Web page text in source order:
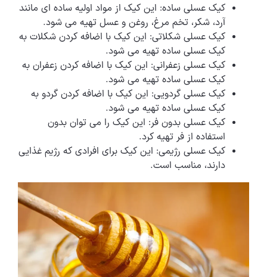
کیک عسلی ساده: این کیک از مواد اولیه ساده ای مانند
آرد، شکر، تخم مرغ، روغن و عسل تهیه می شود.
کیک عسلی شکلاتی: این کیک با اضافه کردن شکلات به
کیک عسلی ساده تهیه می شود.
کیک عسلی زعفرانی: این کیک با اضافه کردن زعفران به
کیک عسلی ساده تهیه می شود.
کیک عسلی گردویی: این کیک با اضافه کردن گردو به
کیک عسلی ساده تهیه می شود.
کیک عسلی بدون فر: این کیک را می توان بدون
استفاده از فر تهیه کرد.
کیک عسلی رژیمی: این کیک برای افرادی که رژیم غذایی
دارند، مناسب است.